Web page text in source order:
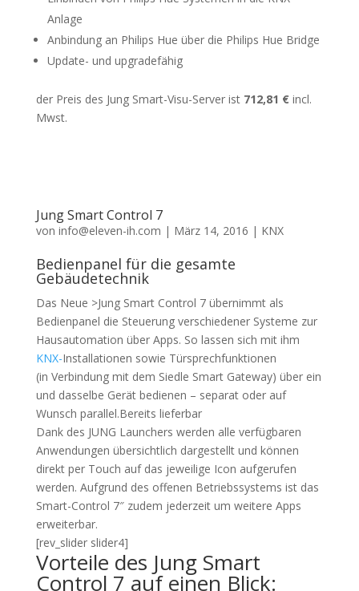
Anlage
Anbindung an Philips Hue über die Philips Hue Bridge
Update- und upgradefähig
der Preis des Jung Smart-Visu-Server ist 712,81 €incl.
Mwst.
Jung Smart Control 7
von info@eleven-ih.com | März 14, 2016 | KNX
Bedienpanel für die gesamte
Gebäudetechnik
Das Neue >Jung Smart Control 7 übernimmt als
Bedienpanel die Steuerung verschiedener Systeme zur
Hausautomation über Apps. So lassen sich mit ihm
KNX-Installationen sowie Türsprechfunktionen
(in Verbindung mit dem Siedle Smart Gateway) über ein
und dasselbe Gerät bedienen – separat oder auf
Wunsch parallel.Bereits lieferbar
Dank des JUNG Launchers werden alle verfügbaren
Anwendungen übersichtlich dargestellt und können
direkt per Touch auf das jeweilige Icon aufgerufen
werden. Aufgrund des offenen Betriebssystems ist das
Smart-Control 7″ zudem jederzeit um weitere Apps
erweiterbar.
[rev_slider slider4]
Vorteile des Jung Smart
Control 7 auf einen Blick: